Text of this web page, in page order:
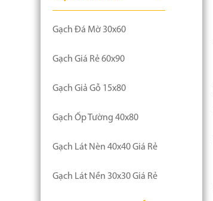
Gạch Đá Mờ 30x60
Gạch Giá Rẻ 60x90
Gạch Giả Gỗ 15x80
Gạch Ốp Tường 40x80
Gạch Lát Nèn 40x40 Giá Rẻ
Gạch Lát Nền 30x30 Giá Rẻ